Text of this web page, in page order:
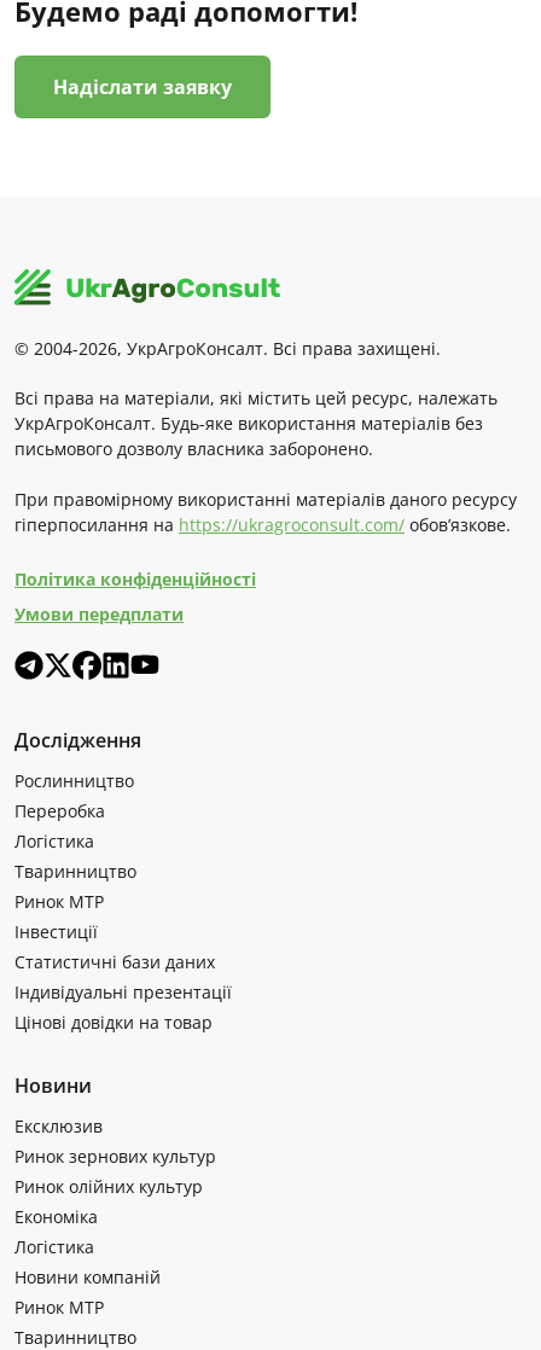
Будемо раді допомогти!
Надіслати заявку
© 2004-2026, УкрАгроКонсалт. Всі права захищені.
Всі права на матеріали, які містить цей ресурс, належать
УкрАгроКонсалт. Будь-яке використання матеріалів без
письмового дозволу власника заборонено.
При правомірному використанні матеріалів даного ресурсу
гіперпосилання на https://ukragroconsult.com/ обов’язкове.
Політика конфіденційності
Умови передплати
Дослідження
Рослинництво
Переробка
Логістика
Тваринництво
Ринок МТР
Інвестиції
Статистичні бази даних
Індивідуальні презентації
Цінові довідки на товар
Новини
Ексклюзив
Ринок зернових культур
Ринок олійних культур
Економіка
Логістика
Новини компаній
Ринок МТР
Тваринництво